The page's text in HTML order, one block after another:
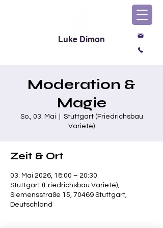
Luke Dimon
Moderation &
Magie
So., 03. Mai
Stuttgart (Friedrichsbau
Varieté)
Zeit & Ort
03. Mai 2026, 18:00 – 20:30
Stuttgart (Friedrichsbau Varieté),
Siemensstraße 15, 70469 Stuttgart,
Deutschland